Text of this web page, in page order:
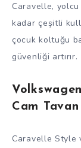
Caravelle, yolcu
kadar çeşitli
çocuk koltuğu
güvenliği artırır.
Cam Tavan
Caravelle Style